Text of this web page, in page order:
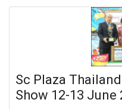
Sc Plaza
Show 12-13 June